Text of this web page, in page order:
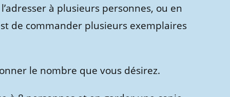
à plusieurs personnes, ou en
de commander plusieurs exemplaires
le nombre que vous désirez.